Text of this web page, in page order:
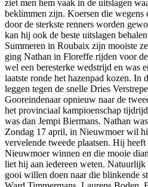
ziet men hem vaak in de uitslagen
beklimmen zijn. Koersen die wegens
door de sterkste renners worden
kan hij ook de beste uitslagen
Summeren in Roubaix zijn mooiste
ging Nathan in Floreffe rijden voor
wel een beresterke wedstrijd en was
laatste ronde het hazenpad kozen. In
leggen tegen de snelle Dries
Gooreindenaar opnieuw naar de
het provinciaal kampioenschap
was dan Jempi Biermans. Nathan
Zondag 17 april, in Nieuwmoer wil
vervelende tweede plaatsen. Hij
Nieuwmoer winnen en die mooie
liet hij aan iedereen weten.
gooi willen doen naar die blinkende